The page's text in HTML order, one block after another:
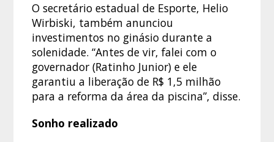
O secretário estadual de Esporte, Helio
Wirbiski, também anunciou
investimentos no ginásio durante a
solenidade. “Antes de vir, falei com o
governador (Ratinho Junior) e ele
garantiu a liberação de R$ 1,5 milhão
para a reforma da área da piscina”, disse.
Sonho realizado